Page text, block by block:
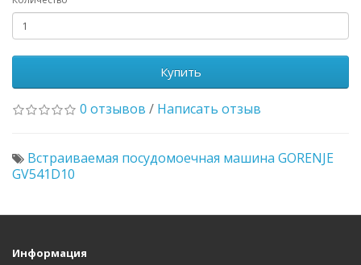
Купить
0 отзывов / Написать отзыв
Встраиваемая посудомоечная машина GORENJE
GV541D10
Информация